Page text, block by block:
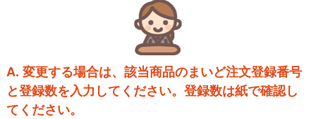
A. 変更する場合は、該当商品のまいど注文登録番号
と登録数を入力してください。登録数は紙で確認し
てください。